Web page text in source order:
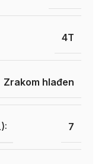
4T
Zrakom hlađen
7